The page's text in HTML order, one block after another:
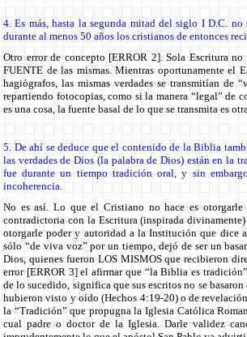
4. Es más, hasta la segunda mitad del siglo I D.C.
durante al menos 50 años los cristianos de entonces
Otro error de concepto [ERROR 2]. Sola Escritura
FUENTE de las mismas. Mientras oportunamente el
hagiógrafos, las mismas verdades se transmitían
repartiendo fotocopias, como si la manera “legal” de
es una cosa, la fuente basal de lo que se transmita es
5. De ahí se deduce que el contenido de la Biblia
las verdades de Dios (la palabra de Dios) están en
fue durante un tiempo tradición oral, y sin
incoherencia.
No es así. Lo que el Cristiano no hace es
contradictoria con la Escritura (inspirada
otorgarle poder y autoridad a la Institución que dice
sólo “de viva voz” por un tiempo, dejó de ser un
Dios, quienes fueron LOS MISMOS que recibieron
error [ERROR 3] el afirmar que “la Biblia es
de lo sucedido, significa que sus escritos no se
hubieron visto y oído (Hechos 4:19-20) o de
la “Tradición” que propugna la Iglesia Católica
cual padre o doctor de la Iglesia. Darle validez